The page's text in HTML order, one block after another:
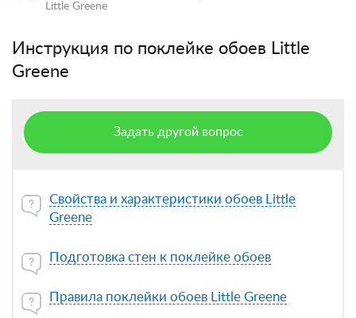
Little Greene
Инструкция по поклейке обоев Little
Greene
Задать другой вопрос
Свойства и характеристики обоев Little
Greene
Подготовка стен к поклейке обоев
Правила поклейки обоев Little Greene